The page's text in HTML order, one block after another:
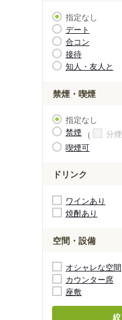
指定なし
デート
合コン
接待
知人・友人と
禁煙・喫煙
指定なし
禁煙
分
喫煙可
ドリンク
ワインあり
焼酎あり
空間・設備
オシャレな空間
カウンター席
座敷